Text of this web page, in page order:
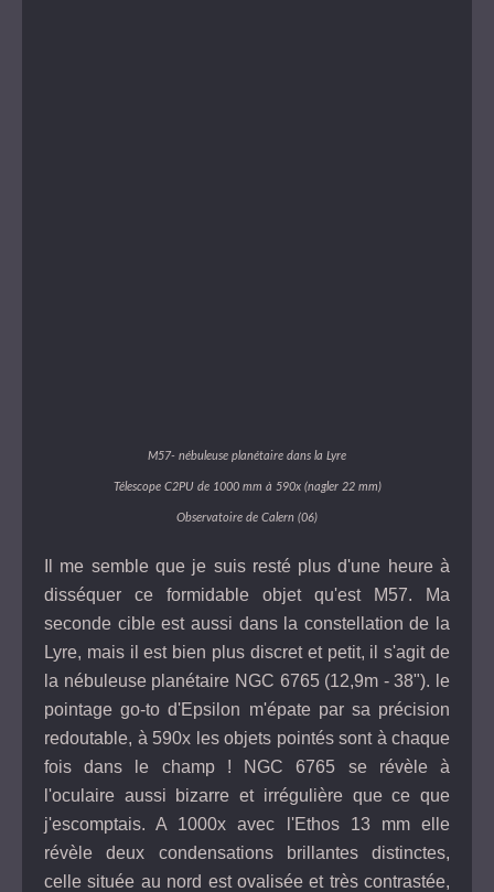
M57- nébuleuse planétaire dans la Lyre
Télescope C2PU de 1000 mm à 590x (nagler 22 mm)
Observatoire de Calern (06)
Il me semble que je suis resté plus d'une heure à
disséquer ce formidable objet qu'est M57. Ma
seconde cible est aussi dans la constellation de la
Lyre, mais il est bien plus discret et petit, il s'agit de
la nébuleuse planétaire NGC 6765 (12,9m - 38"). le
pointage go-to d'Epsilon m'épate par sa précision
redoutable, à 590x les objets pointés sont à chaque
fois dans le champ ! NGC 6765 se révèle à
l'oculaire aussi bizarre et irrégulière que ce que
j'escomptais. A 1000x avec l'Ethos 13 mm elle
révèle deux condensations brillantes distinctes,
celle située au nord est ovalisée et très contrastée,